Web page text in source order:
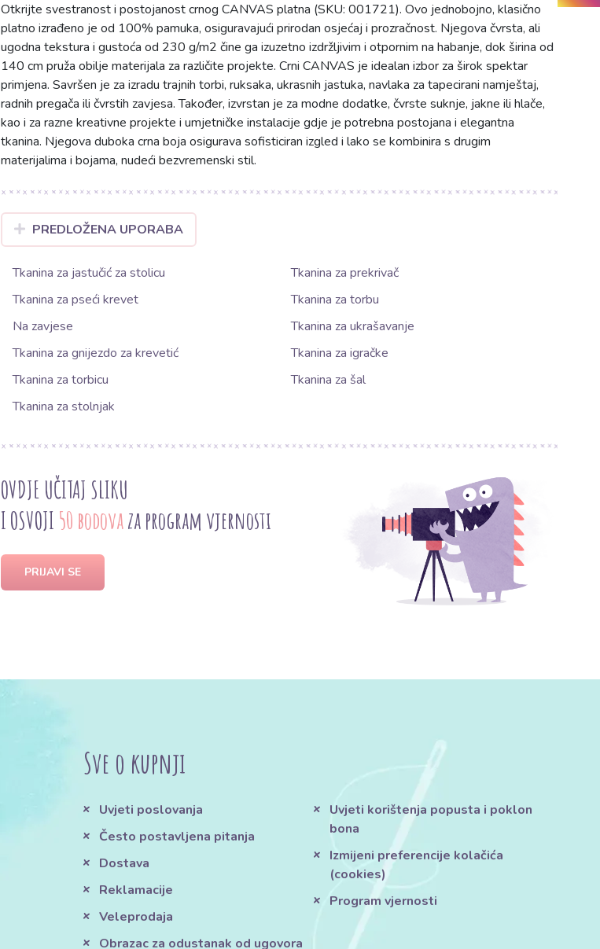
Otkrijte svestranost i postojanost crnog CANVAS platna (SKU: 001721). Ovo jednobojno, klasično
platno izrađeno je od 100% pamuka, osiguravajući prirodan osjećaj i prozračnost. Njegova čvrsta, ali
ugodna tekstura i gustoća od 230 g/m2 čine ga izuzetno izdržljivim i otpornim na habanje, dok širina od
140 cm pruža obilje materijala za različite projekte. Crni CANVAS je idealan izbor za širok spektar
primjena. Savršen je za izradu trajnih torbi, ruksaka, ukrasnih jastuka, navlaka za tapecirani namještaj,
radnih pregača ili čvrstih zavjesa. Također, izvrstan je za modne dodatke, čvrste suknje, jakne ili hlače,
kao i za razne kreativne projekte i umjetničke instalacije gdje je potrebna postojana i elegantna
tkanina. Njegova duboka crna boja osigurava sofisticiran izgled i lako se kombinira s drugim
materijalima i bojama, nudeći bezvremenski stil.
PREDLOŽENA UPORABA
Tkanina za jastučić za stolicu
Tkanina za prekrivač
Tkanina za pseći krevet
Tkanina za torbu
Na zavjese
Tkanina za ukrašavanje
Tkanina za gnijezdo za krevetić
Tkanina za igračke
Tkanina za torbicu
Tkanina za šal
Tkanina za stolnjak
OVDJE UČITAJ SLIKU
I OSVOJI 50 bodovaza program vjernosti
PRIJAVI SE
Sve o kupnji
Uvjeti poslovanja
Često postavljena pitanja
Dostava
Reklamacije
Veleprodaja
Obrazac za odustanak od ugovora
Uvjeti korištenja popusta i poklon
bona
Izmijeni preferencije kolačića
(cookies)
Program vjernosti